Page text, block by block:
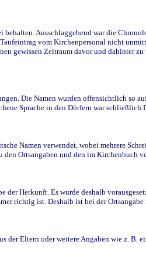
Ausschlaggebend war die
vom Kirchenpersonal nicht
gewissen Zeitraum davor und dahinter
Die Namen wurden offensichtlich so
Sprache in den Dörfern war
Namen verwendet, wobei mehrere
Ortsangaben und den im Kirchenbuch
der Herkunft. Es wurde deshalb
richtig ist. Deshalb ist bei der
Eltern oder weitere Angaben wie z. B.